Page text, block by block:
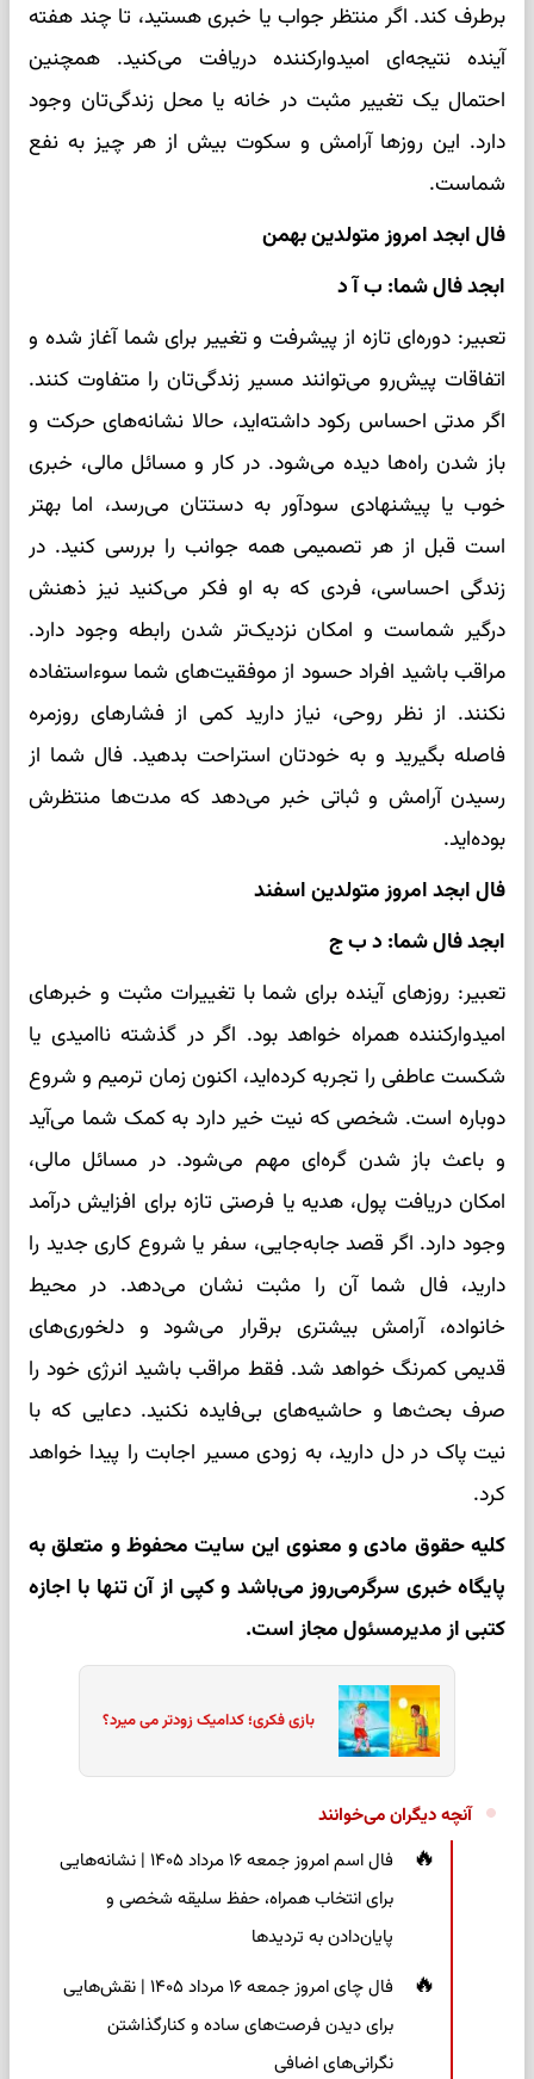
برطرف کند. اگر منتظر جواب یا خبری هستید، تا چند هفته
آینده نتیجه‌ای امیدوارکننده دریافت می‌کنید. همچنین
احتمال یک تغییر مثبت در خانه یا محل زندگی‌تان وجود
دارد. این روزها آرامش و سکوت بیش از هر چیز به نفع
شماست.
فال ابجد امروز متولدین بهمن
ابجد فال شما: ب آ د
تعبیر: دوره‌ای تازه از پیشرفت و تغییر برای شما آغاز شده و
اتفاقات پیش‌رو می‌توانند مسیر زندگی‌تان را متفاوت کنند.
اگر مدتی احساس رکود داشته‌اید، حالا نشانه‌های حرکت و
باز شدن راه‌ها دیده می‌شود. در کار و مسائل مالی، خبری
خوب یا پیشنهادی سودآور به دستتان می‌رسد، اما بهتر
است قبل از هر تصمیمی همه جوانب را بررسی کنید. در
زندگی احساسی، فردی که به او فکر می‌کنید نیز ذهنش
درگیر شماست و امکان نزدیک‌تر شدن رابطه وجود دارد.
مراقب باشید افراد حسود از موفقیت‌های شما سوءاستفاده
نکنند. از نظر روحی، نیاز دارید کمی از فشارهای روزمره
فاصله بگیرید و به خودتان استراحت بدهید. فال شما از
رسیدن آرامش و ثباتی خبر می‌دهد که مدت‌ها منتظرش
بوده‌اید.
فال ابجد امروز متولدین اسفند
ابجد فال شما: د ب ج
تعبیر: روزهای آینده برای شما با تغییرات مثبت و خبرهای
امیدوارکننده همراه خواهد بود. اگر در گذشته ناامیدی یا
شکست عاطفی را تجربه کرده‌اید، اکنون زمان ترمیم و شروع
دوباره است. شخصی که نیت خیر دارد به کمک شما می‌آید
و باعث باز شدن گره‌ای مهم می‌شود. در مسائل مالی،
امکان دریافت پول، هدیه یا فرصتی تازه برای افزایش درآمد
وجود دارد. اگر قصد جابه‌جایی، سفر یا شروع کاری جدید را
دارید، فال شما آن را مثبت نشان می‌دهد. در محیط
خانواده، آرامش بیشتری برقرار می‌شود و دلخوری‌های
قدیمی کمرنگ خواهد شد. فقط مراقب باشید انرژی خود را
صرف بحث‌ها و حاشیه‌های بی‌فایده نکنید. دعایی که با
نیت پاک در دل دارید، به زودی مسیر اجابت را پیدا خواهد
کرد.
کلیه حقوق مادی و معنوی این سایت محفوظ و متعلق به
پایگاه خبری سرگرمی‌روز می‌باشد و کپی از آن تنها با اجازه
کتبی از مدیرمسئول مجاز است.
بازی فکری؛ کدامیک زودتر می میرد؟
آنچه دیگران می‌خوانند
فال اسم امروز جمعه ۱۶ مرداد ۱۴۰۵ | نشانه‌هایی
برای انتخاب همراه، حفظ سلیقه شخصی و
پایان‌دادن به تردیدها
فال چای امروز جمعه ۱۶ مرداد ۱۴۰۵ | نقش‌هایی
برای دیدن فرصت‌های ساده و کنارگذاشتن
نگرانی‌های اضافی